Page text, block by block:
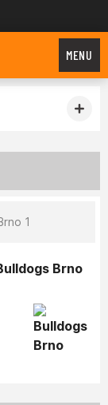
MENU
1
Brno